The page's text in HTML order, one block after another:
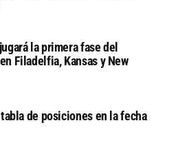
la primera fase del
Filadelfia, Kansas y New
de posiciones en la fecha